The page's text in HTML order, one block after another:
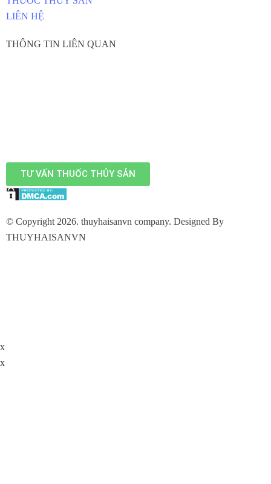
LIÊN HỆ
THÔNG TIN LIÊN QUAN
TƯ VẤN THUỐC THỦY SẢN
© Copyright 2026. thuyhaisanvn company. Designed By
THUYHAISANVN
x
x